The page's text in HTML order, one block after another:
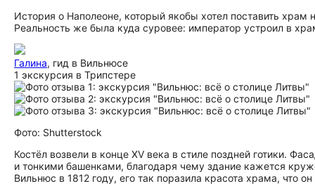
История о Наполеоне, который якобы хотел поставить
Реальность же была куда суровее: император устроил в
Галина, гид в Вильнюсе
1 экскурсия в Трипстере
Фото: Shutterstock
Костёл возвели в конце XV века в стиле поздней готики.
и тонкими башенками, благодаря чему здание кажется
Вильнюс в 1812 году, его так поразила красота храма, что